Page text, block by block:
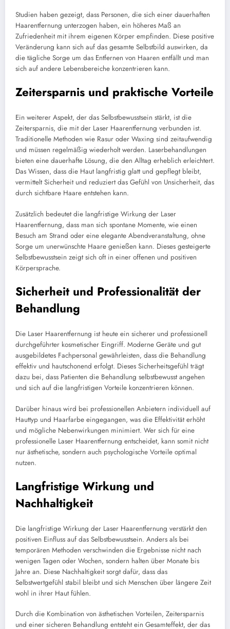
Studien haben gezeigt, dass Personen, die sich einer dauerhaften
Haarentfernung unterzogen haben, ein höheres Maß an
Zufriedenheit mit ihrem eigenen Körper empfinden. Diese positive
Veränderung kann sich auf das gesamte Selbstbild auswirken, da
die tägliche Sorge um das Entfernen von Haaren entfällt und man
sich auf andere Lebensbereiche konzentrieren kann.
Zeitersparnis und praktische Vorteile
Ein weiterer Aspekt, der das Selbstbewusstsein stärkt, ist die
Zeitersparnis, die mit der Laser Haarentfernung verbunden ist.
Traditionelle Methoden wie Rasur oder Waxing sind zeitaufwendig
und müssen regelmäßig wiederholt werden. Laserbehandlungen
bieten eine dauerhafte Lösung, die den Alltag erheblich erleichtert.
Das Wissen, dass die Haut langfristig glatt und gepflegt bleibt,
vermittelt Sicherheit und reduziert das Gefühl von Unsicherheit, das
durch sichtbare Haare entstehen kann.
Zusätzlich bedeutet die langfristige Wirkung der Laser
Haarentfernung, dass man sich spontane Momente, wie einen
Besuch am Strand oder eine elegante Abendveranstaltung, ohne
Sorge um unerwünschte Haare genießen kann. Dieses gesteigerte
Selbstbewusstsein zeigt sich oft in einer offenen und positiven
Körpersprache.
Sicherheit und Professionalität der
Behandlung
Die Laser Haarentfernung ist heute ein sicherer und professionell
durchgeführter kosmetischer Eingriff. Moderne Geräte und gut
ausgebildetes Fachpersonal gewährleisten, dass die Behandlung
effektiv und hautschonend erfolgt. Dieses Sicherheitsgefühl trägt
dazu bei, dass Patienten die Behandlung selbstbewusst angehen
und sich auf die langfristigen Vorteile konzentrieren können.
Darüber hinaus wird bei professionellen Anbietern individuell auf
Hauttyp und Haarfarbe eingegangen, was die Effektivität erhöht
und mögliche Nebenwirkungen minimiert. Wer sich für eine
professionelle Laser Haarentfernung entscheidet, kann somit nicht
nur ästhetische, sondern auch psychologische Vorteile optimal
nutzen.
Langfristige Wirkung und
Nachhaltigkeit
Die langfristige Wirkung der Laser Haarentfernung verstärkt den
positiven Einfluss auf das Selbstbewusstsein. Anders als bei
temporären Methoden verschwinden die Ergebnisse nicht nach
wenigen Tagen oder Wochen, sondern halten über Monate bis
Jahre an. Diese Nachhaltigkeit sorgt dafür, dass das
Selbstwertgefühl stabil bleibt und sich Menschen über längere Zeit
wohl in ihrer Haut fühlen.
Durch die Kombination von ästhetischen Vorteilen, Zeitersparnis
und einer sicheren Behandlung entsteht ein Gesamteffekt, der das